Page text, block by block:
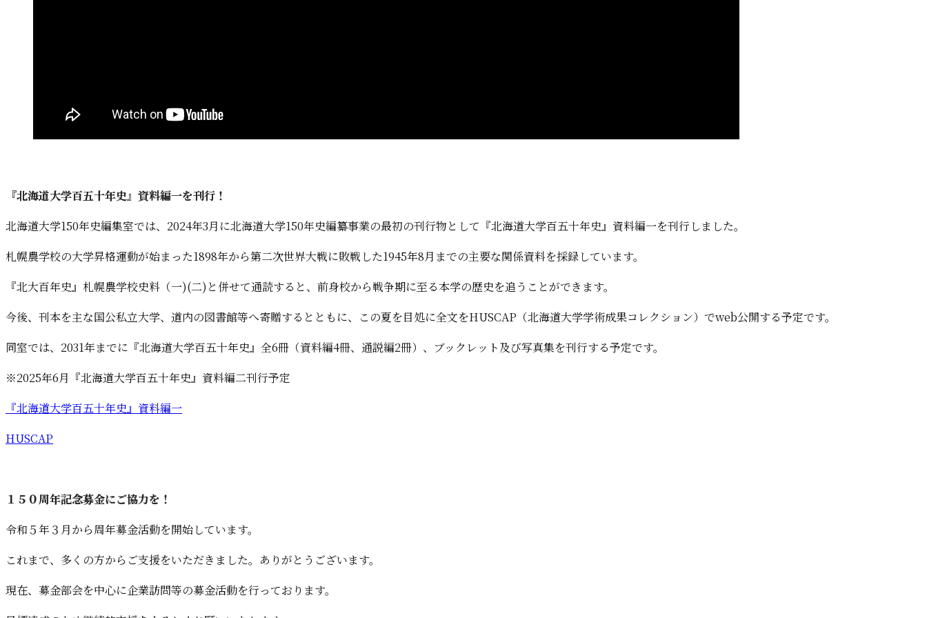
『北海道大学百五十年史』資料編一を刊行！
北海道大学150年史編集室では、2024年3月に北海道大学150年史編纂事業の最初の刊行物として『北海道大学百五十年史』資料編一を刊行しました。
札幌農学校の大学昇格運動が始まった1898年から第二次世界大戦に敗戦した1945年8月までの主要な関係資料を採録しています。
『北大百年史』札幌農学校史料（一)(二)と併せて通読すると、前身校から戦争期に至る本学の歴史を追うことができます。
今後、刊本を主な国公私立大学、道内の図書館等へ寄贈するとともに、この夏を目処に全文をHUSCAP（北海道大学学術成果コレクション）でweb公開する予定です。
同室では、2031年までに『北海道大学百五十年史』全6冊（資料編4冊、通説編2冊）、ブックレット及び写真集を刊行する予定です。
※2025年6月『北海道大学百五十年史』資料編二刊行予定
『北海道大学百五十年史』資料編一
HUSCAP
１５０周年記念募金にご協力を！
令和５年３月から周年募金活動を開始しています。
これまで、多くの方からご支援をいただきました。ありがとうございます。
現在、募金部会を中心に企業訪問等の募金活動を行っております。